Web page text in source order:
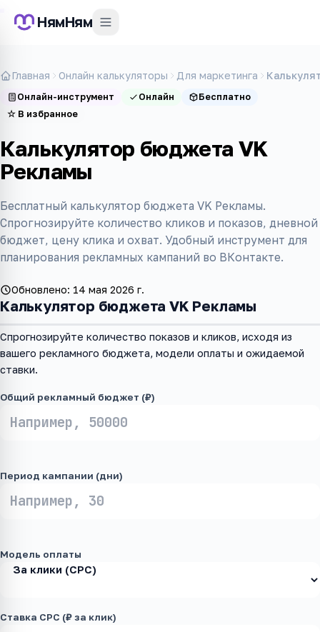
НямНям
Главная Онлайн калькуляторы Для маркетинга
Онлайн-инструмент Онлайн
Бесплатно
☆ В избранное
Калькулятор бюджета VK
Рекламы
Бесплатный калькулятор бюджета VK Рекламы.
Спрогнозируйте количество кликов и показов, дневной
бюджет, цену клика и охват. Удобный инструмент для
планирования рекламных кампаний во ВКонтакте.
Обновлено: 14 мая 2026 г.
Калькулятор бюджета VK Рекламы
Спрогнозируйте количество показов и кликов, исходя из
вашего рекламного бюджета, модели оплаты и ожидаемой
ставки.
Общий рекламный бюджет (₽)
Период кампании (дни)
Модель оплаты
Ставка CPC (₽ за клик)